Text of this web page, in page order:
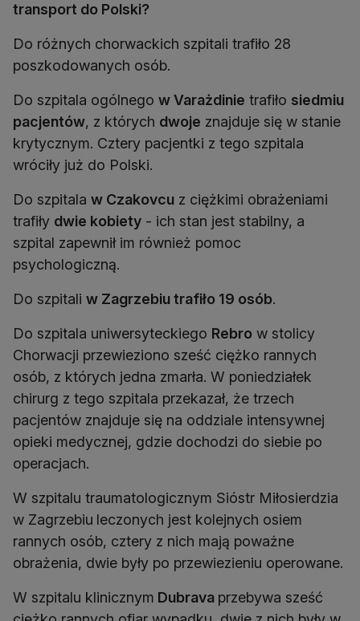
transport do Polski?
Do różnych chorwackich szpitali trafiło 28
poszkodowanych osób.
Do szpitala ogólnego w Varażdinie trafiło siedmiu
pacjentów, z których dwoje znajduje się w stanie
krytycznym. Cztery pacjentki z tego szpitala
wróciły już do Polski.
Do szpitala w Czakovcu z ciężkimi obrażeniami
trafiły dwie kobiety - ich stan jest stabilny, a
szpital zapewnił im również pomoc
psychologiczną.
Do szpitali w Zagrzebiu trafiło 19 osób.
Do szpitala uniwersyteckiego Rebro w stolicy
Chorwacji przewieziono sześć ciężko rannych
osób, z których jedna zmarła. W poniedziałek
chirurg z tego szpitala przekazał, że trzech
pacjentów znajduje się na oddziale intensywnej
opieki medycznej, gdzie dochodzi do siebie po
operacjach.
W szpitalu traumatologicznym Sióstr Miłosierdzia
w Zagrzebiu leczonych jest kolejnych osiem
rannych osób, cztery z nich mają poważne
obrażenia, dwie były po przewiezieniu operowane.
W szpitalu klinicznym Dubrava przebywa sześć